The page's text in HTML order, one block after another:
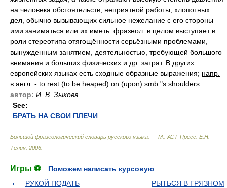
на человека обстоятельств, неприятной работы, хлопотных
дел, обычно вызывающих сильное нежелание с его стороны
ими заниматься или их иметь. фразеол. в целом выступает в
роли стереотипа отягощённости серьёзными проблемами,
вынужденным занятием, деятельностью, требующей большого
внимания и больших физических и др. затрат. В других
европейских языках есть сходные образные выражения; напр.
в англ. - to rest (to be heaped) on (upon) smb."s shoulders.
автор: И. В. Зыкова
See:
БРАТЬ НА СВОИ ПЛЕЧИ
Большой фразеологический словарь русского языка. — М.: АСТ-Пресс Е.Н.
Телия 2006
Игры ⚽
Поможем написать курсовую
РУКОЙ ПОДАТЬ
РЫТЬСЯ В ГРЯЗНОМ